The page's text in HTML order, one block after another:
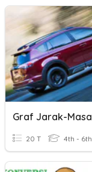
Graf Jarak-Masa
20 T 4th - 6th